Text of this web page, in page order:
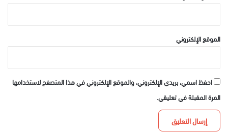
الموقع الإلكتروني
احفظ اسمي، بريدي الإلكتروني، والموقع الإلكتروني في هذا المتصفح لاستخدامها
المرة المقبلة في تعليقي.